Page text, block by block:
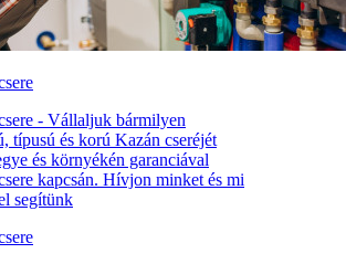
- Vállaljuk bármilyen
típusú és korú Kazán cseréjét
és környékén garanciával
kapcsán. Hívjon minket és mi
segítünk